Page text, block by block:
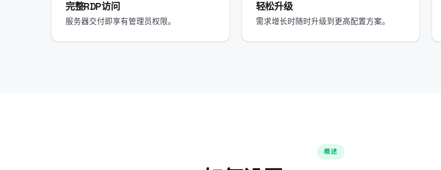
完整RDP访问
服务器交付即享有管理员权限。
轻松升级
需求增长时随时升级到更高配置方案。
概述